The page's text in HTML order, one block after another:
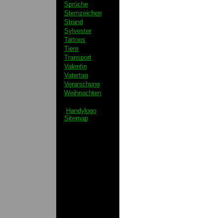
Sprüche
Sternzeichen
Strand
Sylvester
Tattoos
Tiere
Transport
Valentin
Vatertag
Verarschung
Weihnachten
Handylogo
Sitemap